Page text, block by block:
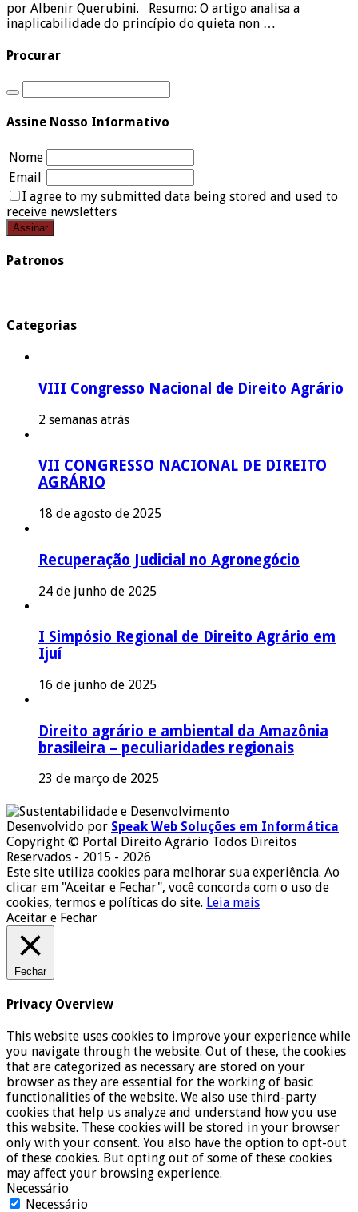
por Albenir Querubini. Resumo: O artigo analisa a
inaplicabilidade do princípio do quieta non …
Procurar
Assine Nosso Informativo
Nome
Email
I agree to my submitted data being stored and used to
receive newsletters
Patronos
Categorias
VIII Congresso Nacional de Direito Agrário
2 semanas atrás
VII CONGRESSO NACIONAL DE DIREITO
AGRÁRIO
18 de agosto de 2025
Recuperação Judicial no Agronegócio
24 de junho de 2025
I Simpósio Regional de Direito Agrário em
Ijuí
16 de junho de 2025
Direito agrário e ambiental da Amazônia
brasileira – peculiaridades regionais
23 de março de 2025
Desenvolvido por Speak Web Soluções em Informática
Copyright © Portal Direito Agrário Todos Direitos
Reservados - 2015 - 2026
Este site utiliza cookies para melhorar sua experiência. Ao
clicar em "Aceitar e Fechar", você concorda com o uso de
cookies, termos e políticas do site. Leia mais
Aceitar e Fechar
Fechar
Privacy Overview
This website uses cookies to improve your experience while
you navigate through the website. Out of these, the cookies
that are categorized as necessary are stored on your
browser as they are essential for the working of basic
functionalities of the website. We also use third-party
cookies that help us analyze and understand how you use
this website. These cookies will be stored in your browser
only with your consent. You also have the option to opt-out
of these cookies. But opting out of some of these cookies
may affect your browsing experience.
Necessário
Necessário